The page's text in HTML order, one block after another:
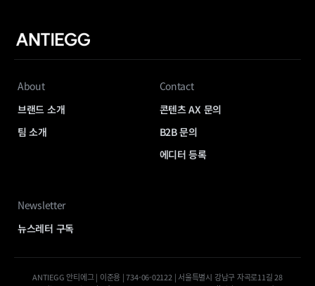
About
브랜드 소개
팀 소개
Contact
콘텐츠 AX 문의
B2B 문의
에디터 등록
Newsletter
뉴스레터 구독
ANTIEGG 안티에그 | 이준용 | 734-06-02122 | 서울특별시 강남구 자곡로11길 28